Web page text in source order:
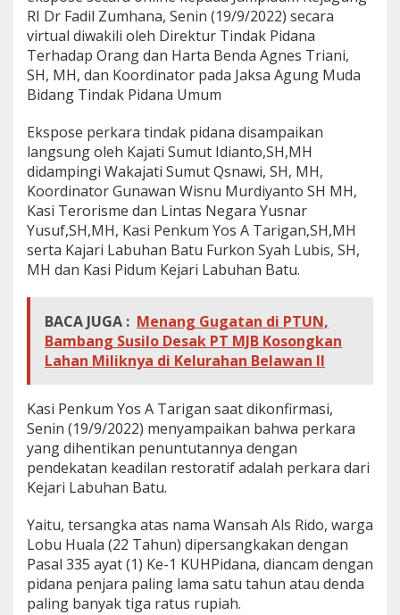
RI Dr Fadil Zumhana, Senin (19/9/2022) secara
virtual diwakili oleh Direktur Tindak Pidana
Terhadap Orang dan Harta Benda Agnes Triani,
SH, MH, dan Koordinator pada Jaksa Agung Muda
Bidang Tindak Pidana Umum
Ekspose perkara tindak pidana disampaikan
langsung oleh Kajati Sumut Idianto,SH,MH
didampingi Wakajati Sumut Qsnawi, SH, MH,
Koordinator Gunawan Wisnu Murdiyanto SH MH,
Kasi Terorisme dan Lintas Negara Yusnar
Yusuf,SH,MH, Kasi Penkum Yos A Tarigan,SH,MH
serta Kajari Labuhan Batu Furkon Syah Lubis, SH,
MH dan Kasi Pidum Kejari Labuhan Batu.
BACA JUGA : Menang Gugatan di PTUN,
Bambang Susilo Desak PT MJB Kosongkan
Lahan Miliknya di Kelurahan Belawan II
Kasi Penkum Yos A Tarigan saat dikonfirmasi,
Senin (19/9/2022) menyampaikan bahwa perkara
yang dihentikan penuntutannya dengan
pendekatan keadilan restoratif adalah perkara dari
Kejari Labuhan Batu.
Yaitu, tersangka atas nama Wansah Als Rido, warga
Lobu Huala (22 Tahun) dipersangkakan dengan
Pasal 335 ayat (1) Ke-1 KUHPidana, diancam dengan
pidana penjara paling lama satu tahun atau denda
paling banyak tiga ratus rupiah.